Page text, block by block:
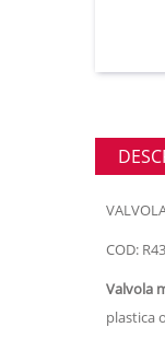
COD:
Valvola
plastica